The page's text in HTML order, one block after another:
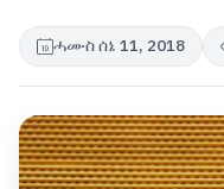
ሓሙስ ሰኔ 11, 2018